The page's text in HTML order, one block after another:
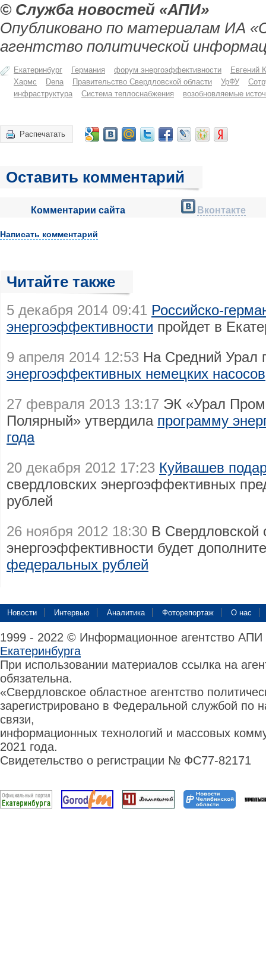
© Служба новостей «АПИ»
Опубликовано по материалам ИА
агентство политической
Екатеринбург Германия форум энергоэффективности
Евгений
Хармс
Dena Правительство Свердловской области УрФУ
инфраструктура
Система теплоснабжения возобновляемые
Распечатать
Оставить комментарий
Комментарии сайта Вконтакте
Написать комментарий
Читайте также
5 декабря 2014 09:41 Российско-
энергоэффективности пройдет в
9 апреля 2014 12:53 На Средний Урал
энергоэффективных немецких насосов
27 февраля 2013 13:17 ЭК «Урал
Полярный» утвердила программу
года
20 декабря 2012 17:23 Куйвашев
свердловских энергоэффективных
рублей
26 ноября 2012 18:30 В Свердловской
энергоэффективности будет
федеральных рублей
Новости Интервью Аналитика Фоторепортаж О нас
1999 - 2022 © Информационное агентство
Екатеринбурга
При использовании материалов ссылка на
обязательна.
«Свердловское областное агентство
зарегистрировано в Федеральной службой по
связи,
информационных технологий и массовых
2021 года.
Свидетельство о регистрации № ФС77-82171